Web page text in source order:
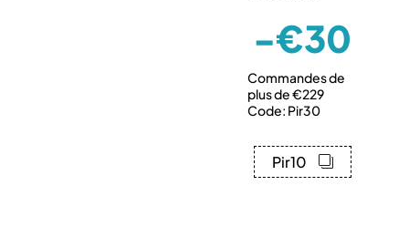
-€30
Commandes de
plus de €229
Code: Pir30
Pir10